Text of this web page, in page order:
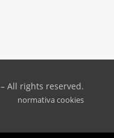
– All rights reserved.
normativa cookies